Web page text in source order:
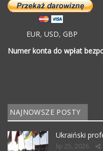
EUR, USD, GBP
Numer konta do wpłat
NAJNOWSZE POSTY
Ukraiński
lip 25, 2026